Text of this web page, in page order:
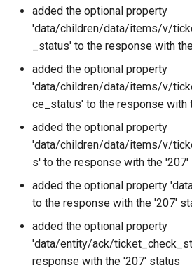
added the optional property
'data/children/data/items/v/
_status' to the response with
added the optional property
'data/children/data/items/v/
ce_status' to the response with
added the optional property
'data/children/data/items/v/
s' to the response with the '207'
added the optional property
to the response with the '207'
added the optional property
'data/entity/ack/
response with the '207' status